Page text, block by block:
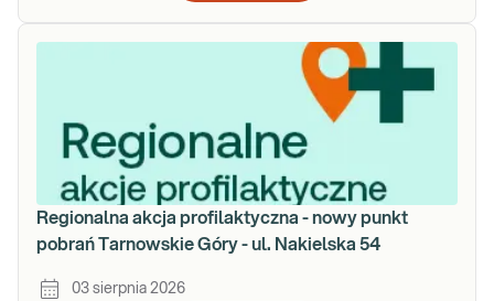
Regionalna akcja profilaktyczna - nowy punkt
pobrań Tarnowskie Góry - ul. Nakielska 54
03 sierpnia 2026